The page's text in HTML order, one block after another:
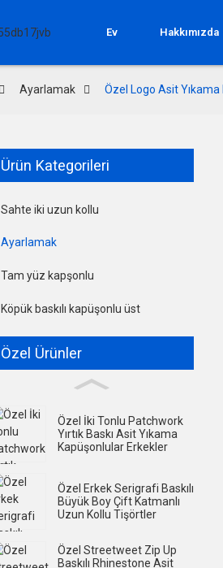
Ev Hakkımızda
Ayarlamak Özel Logo Asit
Ürün Kategorileri
Sahte iki uzun kollu
Ayarlamak
Tam yüz kapşonlu
Köpük baskılı kapüşonlu üst
Özel Ürünler
Özel İki Tonlu Patchwork
Yırtık Baskı Asit Yıkama
Kapüşonlular Erkekler
Özel Erkek Serigrafi Baskılı
Büyük Boy Çift Katmanlı
Uzun Kollu Tişörtler
Özel Streetweet Zip Up
Baskılı Rhinestone Asit
Loading...
Loading...